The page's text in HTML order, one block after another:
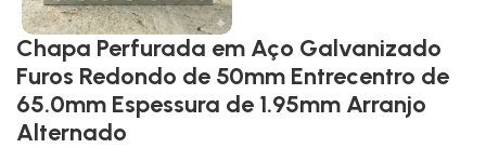
Chapa Perfurada em Aço Galvanizado
Furos Redondo de 50mm Entrecentro de
65.0mm Espessura de 1.95mm Arranjo
Alternado